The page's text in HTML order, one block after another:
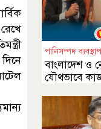
পানিসম্পদ
বাংলাদেশ ও
যৌথভাবে